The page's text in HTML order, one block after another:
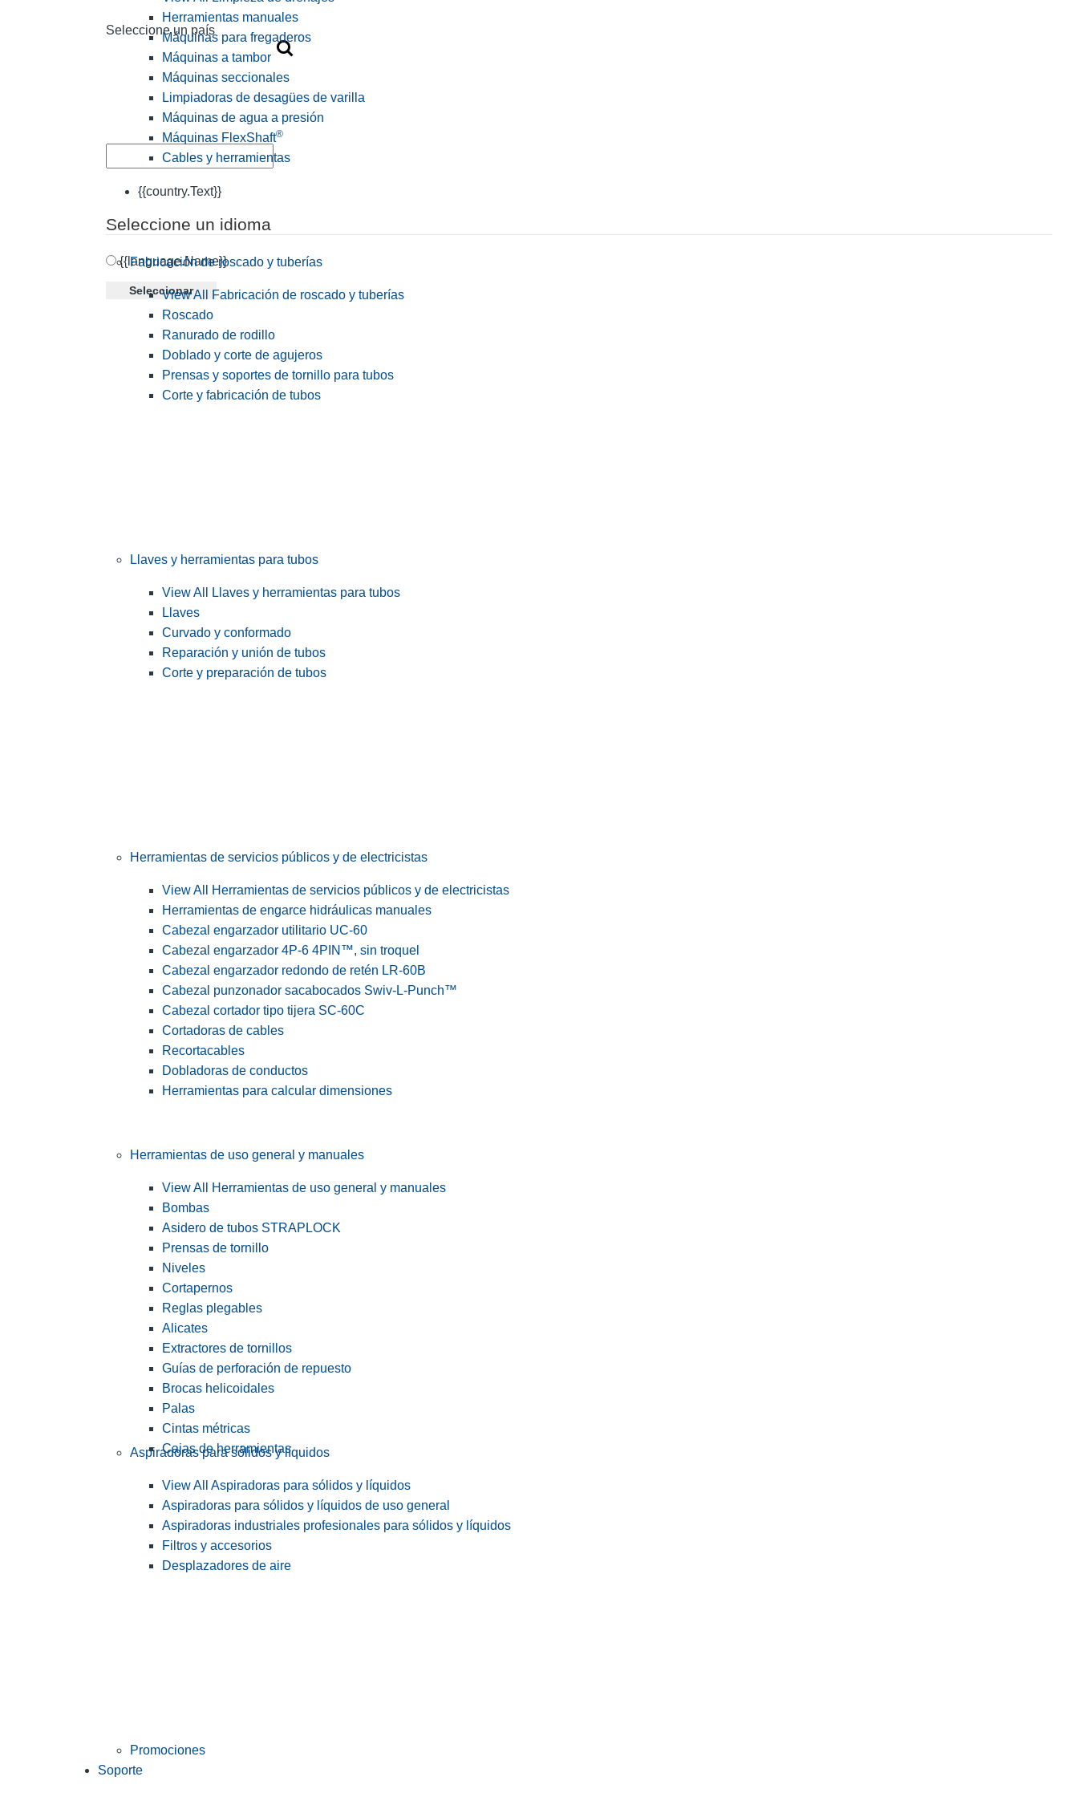
Seleccione un país
{{country.Text}}
Seleccione un idioma
{{language.Name}}
Seleccionar
Herramientas manuales
Máquinas para fregaderos
Máquinas a tambor
Máquinas seccionales
Limpiadoras de desagües de varilla
Máquinas de agua a presión
Máquinas FlexShaft®
Cables y herramientas
Fabricación de roscado y tuberías
View All Fabricación de roscado y tuberías
Roscado
Ranurado de rodillo
Doblado y corte de agujeros
Prensas y soportes de tornillo para tubos
Corte y fabricación de tubos
Llaves y herramientas para tubos
View All Llaves y herramientas para tubos
Llaves
Curvado y conformado
Reparación y unión de tubos
Corte y preparación de tubos
Herramientas de servicios públicos y de electricistas
View All Herramientas de servicios públicos y de electricistas
Herramientas de engarce hidráulicas manuales
Cabezal engarzador utilitario UC-60
Cabezal engarzador 4P-6 4PIN™, sin troquel
Cabezal engarzador redondo de retén LR-60B
Cabezal punzonador sacabocados Swiv-L-Punch™
Cabezal cortador tipo tijera SC-60C
Cortadoras de cables
Recortacables
Dobladoras de conductos
Herramientas para calcular dimensiones
Herramientas de uso general y manuales
View All Herramientas de uso general y manuales
Bombas
Asidero de tubos STRAPLOCK
Prensas de tornillo
Niveles
Cortapernos
Reglas plegables
Alicates
Extractores de tornillos
Guías de perforación de repuesto
Brocas helicoidales
Palas
Cintas métricas
Cajas de herramientas
Aspiradoras para sólidos y líquidos
View All Aspiradoras para sólidos y líquidos
Aspiradoras para sólidos y líquidos de uso general
Aspiradoras industriales profesionales para sólidos y líquidos
Filtros y accesorios
Desplazadores de aire
Promociones
Soporte